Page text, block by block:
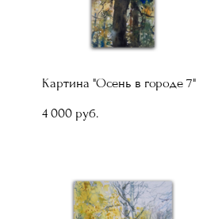
Картина "Осень в городе 7"
4 000 pуб.